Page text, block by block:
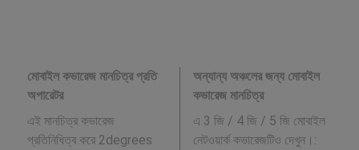
মোবাইল কভারেজ মানচিত্র প্রতি
অপারেটর
এই মানচিত্র কভারেজ
প্রতিনিধিত্ব করে 2degrees
অন্যান্য অঞ্চলের জন্য মোবাইল
কভারেজ মানচিত্র
এ 3 জি / 4 জি / 5 জি মোবাইল
নেটওয়ার্ক কভারেজটিও দেখুন।: